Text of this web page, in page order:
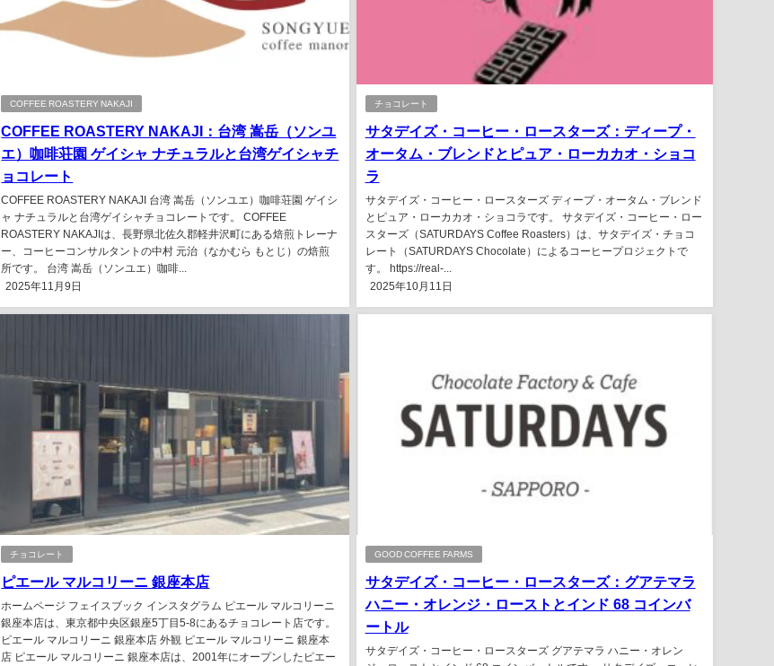
COFFEE ROASTERY NAKAJI
COFFEE ROASTERY NAKAJI：台湾 嵩岳（ソンユ
エ）咖啡荘園 ゲイシャ ナチュラルと台湾ゲイシャチ
ョコレート
COFFEE ROASTERY NAKAJI 台湾 嵩岳（ソンユエ）咖啡荘園 ゲイシ
ャ ナチュラルと台湾ゲイシャチョコレートです。 COFFEE
ROASTERY NAKAJIは、長野県北佐久郡軽井沢町にある焙煎トレーナ
ー、コーヒーコンサルタントの中村 元治（なかむら もとじ）の焙煎
所です。 台湾 嵩岳（ソンユエ）咖啡...
2025年11月9日
チョコレート
サタデイズ・コーヒー・ロースターズ：ディープ・
オータム・ブレンドとピュア・ローカカオ・ショコ
ラ
サタデイズ・コーヒー・ロースターズ ディープ・オータム・ブレンド
とピュア・ローカカオ・ショコラです。 サタデイズ・コーヒー・ロー
スターズ（SATURDAYS Coffee Roasters）は、サタデイズ・チョコ
レート（SATURDAYS Chocolate）によるコーヒープロジェクトで
す。 https://real-...
2025年10月11日
チョコレート
ピエール マルコリーニ 銀座本店
ホームページ フェイスブック インスタグラム ピエール マルコリーニ
銀座本店は、東京都中央区銀座5丁目5-8にあるチョコレート店です。
ピエール マルコリーニ 銀座本店 外観 ピエール マルコリーニ 銀座本
店 ピエール マルコリーニ 銀座本店は、2001年にオープンしたピエー
GOOD COFFEE FARMS
サタデイズ・コーヒー・ロースターズ：グアテマラ
ハニー・オレンジ・ローストとインド 68 コインバ
ートル
サタデイズ・コーヒー・ロースターズ グアテマラ ハニー・オレン